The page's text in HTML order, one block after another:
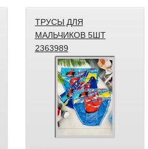
ТРУСЫ ДЛЯ
МАЛЬЧИКОВ 5ШТ
2363989